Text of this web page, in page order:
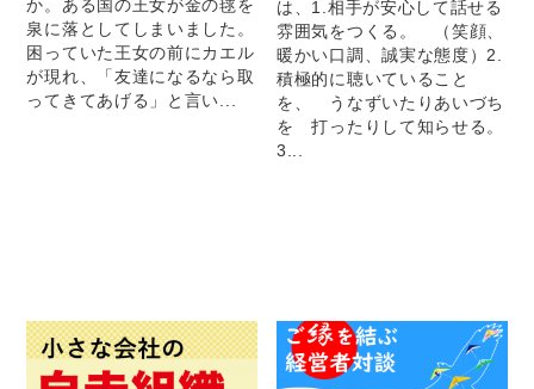
か。ある国の王女が金の毬を
泉に落としてしまいました。
困っていた王女の前にカエル
が現れ、「友達になるなら取
ってきてあげる」と言い...
は、1.相手が安心して話せる
雰囲気をつくる。 （笑顔、
暖かい口調、誠実な態度）2.
積極的に聴いていること
を、 うなずいたりあいづち
を 打ったりして知らせる。
3...